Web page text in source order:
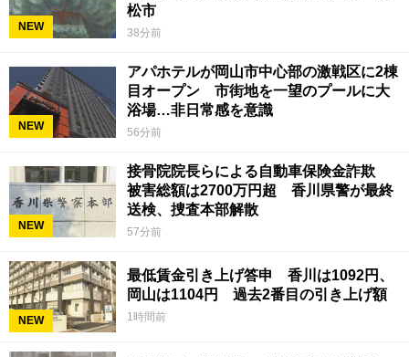
NEW
松市
38分前
NEW
アパホテルが岡山市中心部の激戦区に2棟
目オープン 市街地を一望のプールに大
浴場…非日常感を意識
56分前
NEW
接骨院院長らによる自動車保険金詐欺
被害総額は2700万円超 香川県警が最終
送検、捜査本部解散
57分前
NEW
最低賃金引き上げ答申 香川は1092円、
岡山は1104円 過去2番目の引き上げ額
1時間前